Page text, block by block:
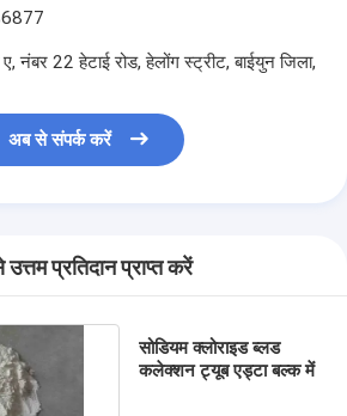
नंबर 22 हेटाई रोड, हेलोंग स्ट्रीट, बाईयुन जिला,
अब से संपर्क करें
प्रतिदान प्राप्त करें
सोडियम क्लोराइड ब्लड
कलेक्शन ट्यूब एड्टा बल्क में